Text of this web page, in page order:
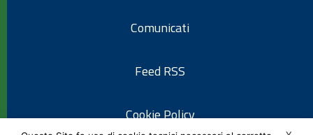
Comunicati
Feed RSS
Cookie Policy